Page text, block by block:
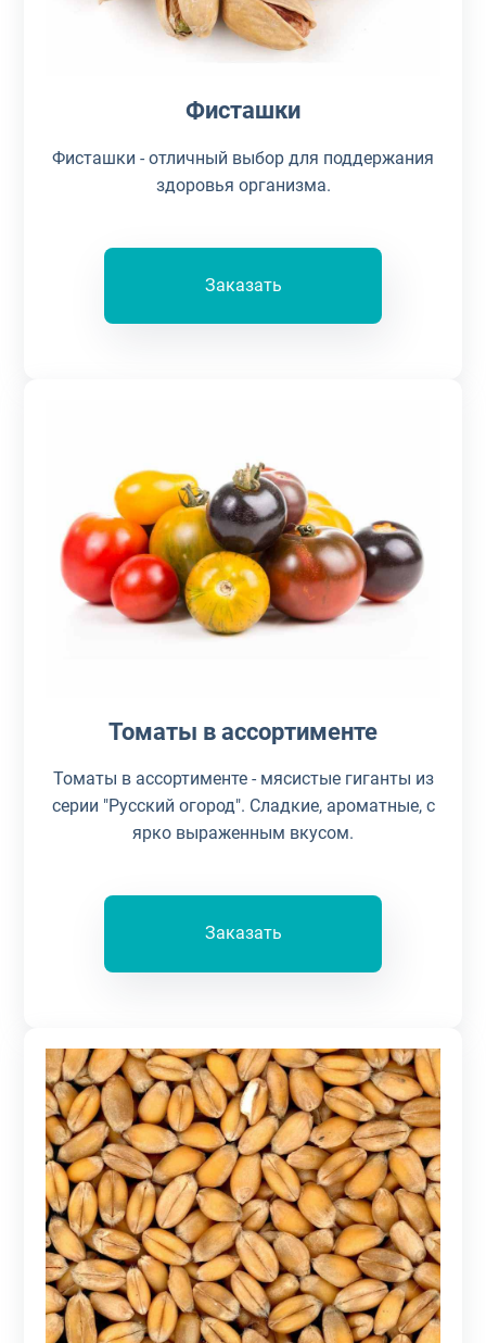
Фисташки
Фисташки - отличный выбор для поддержания
здоровья организма.
Заказать
Томаты в ассортименте
Томаты в ассортименте - мясистые гиганты из
серии "Русский огород". Сладкие, ароматные, с
ярко выраженным вкусом.
Заказать